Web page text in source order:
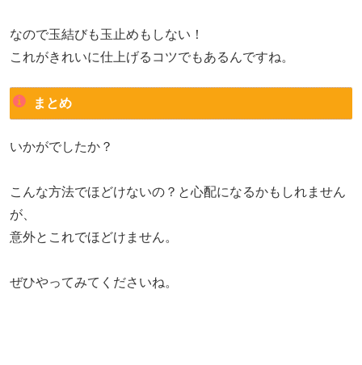
なので玉結びも玉止めもしない！
これがきれいに仕上げるコツでもあるんですね。
まとめ
いかがでしたか？
こんな方法でほどけないの？と心配になるかもしれません
が、
意外とこれでほどけません。
ぜひやってみてくださいね。